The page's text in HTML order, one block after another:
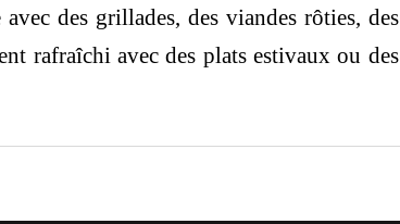
des grillades, des viandes rôties, des
rafraîchi avec des plats estivaux ou des